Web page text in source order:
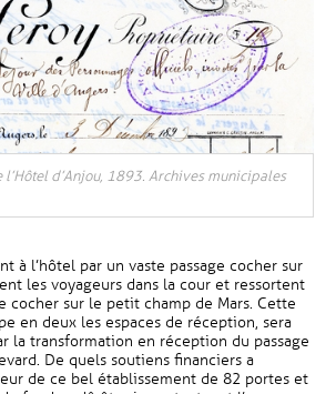
l’Hôtel d’Anjou, 1893. Archives municipales
à l’hôtel par un vaste passage cocher sur
les voyageurs dans la cour et ressortent
cocher sur le petit champ de Mars. Cette
en deux les espaces de réception, sera
la transformation en réception du passage
De quels soutiens financiers a
de ce bel établissement de 82 portes et